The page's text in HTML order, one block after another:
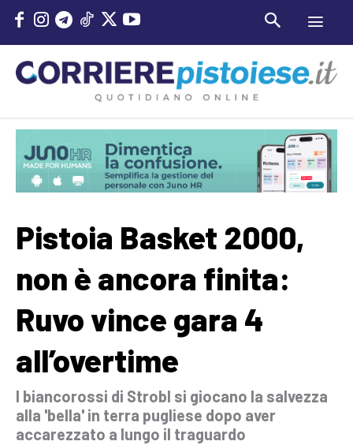
Pistoia Basket 2000,
non è ancora finita:
Ruvo vince gara 4
all’overtime
I biancorossi di Strobl si giocano la salvezza
alla 'bella' in terra pugliese dopo aver
accarezzato a lungo il traguardo